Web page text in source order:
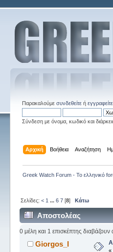
Παρακαλούμε συνδεθείτεή εγγραφείτε.
Σύνδεση με όνομα, κωδικό και
Αρχική Βοήθεια Αναζήτηση
Greek Watch Forum - Το ελληνικό
Σελίδες: < 1 ... 6 7[8] Κάτω
Αποστολέας
0 μέλη και 1 επισκέπτης διαβάζουν
Giorgos_I
«